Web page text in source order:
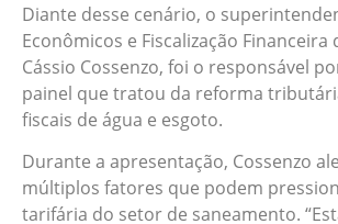
Diante desse cenário, o
Econômicos e Fiscalização Financeira
Cássio Cossenzo, foi o responsável
painel que tratou da reforma
fiscais de água e esgoto.
Durante a apresentação, Cossenzo
múltiplos fatores que podem
tarifária do setor de saneamento.